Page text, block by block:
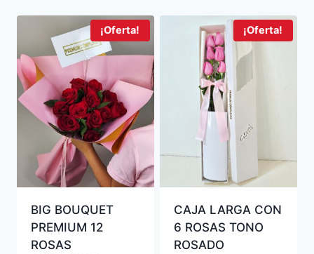
¡Oferta!
BIG BOUQUET
PREMIUM 12
ROSAS
¡Oferta!
CAJA LARGA CON
6 ROSAS TONO
ROSADO